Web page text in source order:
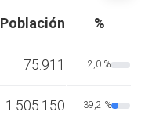
Población %
75.911 2,0 %
1.505.150 39,2 %